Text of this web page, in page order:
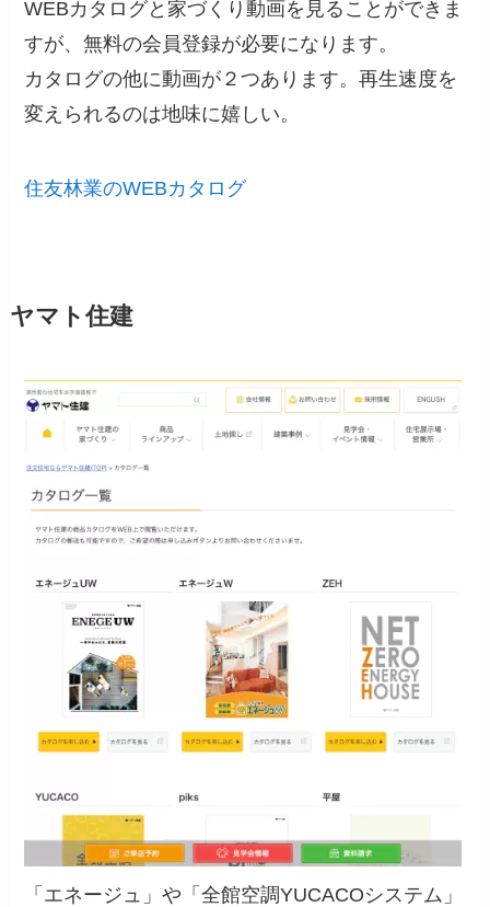
WEBカタログと家づくり動画を見ることができま
すが、無料の会員登録が必要になります。
カタログの他に動画が２つあります。再生速度を
変えられるのは地味に嬉しい。
住友林業のWEBカタログ
ヤマト住建
「エネージュ」や「全館空調YUCACOシステム」